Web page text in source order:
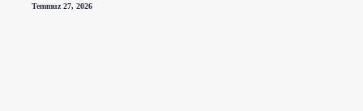
Temmuz 27, 2026